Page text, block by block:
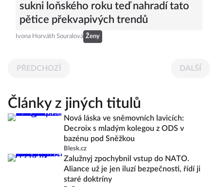
sukni loňského roku teď nahradí tato
pětice překvapivých trendů
Ivona Horváth Souralová Ženy
PŘEDCHOZÍ DALŠÍ
Články z jiných titulů
Nová láska ve sněmovních lavicích:
Decroix s mladým kolegou z ODS v
bazénu pod Sněžkou
Blesk.cz
Zalužnyj zpochybnil vstup do NATO.
Aliance už je jen iluzí bezpečnosti, řídí ji
staré doktríny